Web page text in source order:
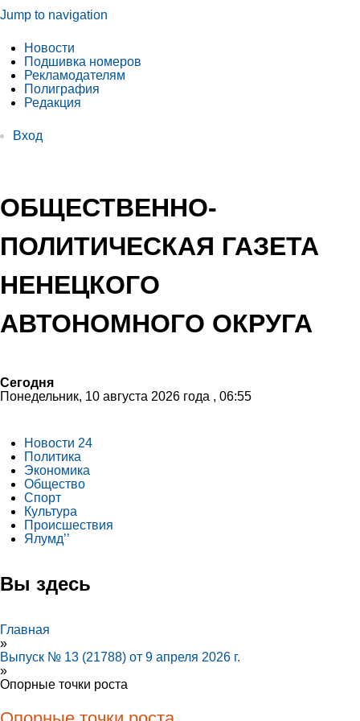
Jump to navigation
Новости
Подшивка номеров
Рекламодателям
Полиграфия
Редакция
Вход
ОБЩЕСТВЕННО-
ПОЛИТИЧЕСКАЯ ГАЗЕТА
НЕНЕЦКОГО
АВТОНОМНОГО ОКРУГА
Сегодня
Понедельник, 10 августа 2026 года , 06:55
Новости 24
Политика
Экономика
Общество
Спорт
Культура
Происшествия
Ялумд’’
Вы здесь
Главная
»
Выпуск № 13 (21788) от 9 апреля 2026 г.
»
Опорные точки роста